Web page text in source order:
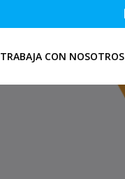
TRABAJA CON NOSOTROS